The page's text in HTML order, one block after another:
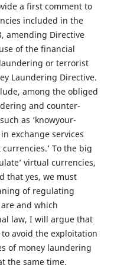
a first comment to
included in the
amending Directive
of the financial
or terrorist
Laundering Directive.
among the obliged
and counter-
as ‘knowyour-
exchange services
To the big
virtual currencies,
that yes, we must
of regulating
and which
law, I will argue that
avoid the exploitation
of money laundering
the same time,